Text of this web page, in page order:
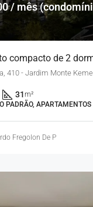
/ mês
31m²
PADRÃO, APARTAMENTOS
Fregolon De Pietro